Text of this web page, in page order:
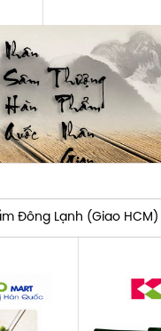
Đông Lạnh (Giao HCM)